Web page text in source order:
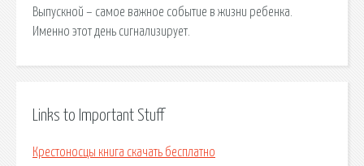
Выпускной – самое важное событие в жизни ребенка.
Именно этот день сигнализирует.
Links to Important Stuff
Крестоносцы книга скачать бесплатно